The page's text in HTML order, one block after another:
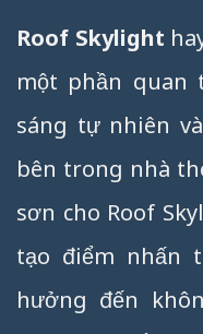
Roof Skylight
một phần quan
sáng tự nhiên
bên trong nhà
sơn cho Roof
tạo điểm nhấn
hưởng đến